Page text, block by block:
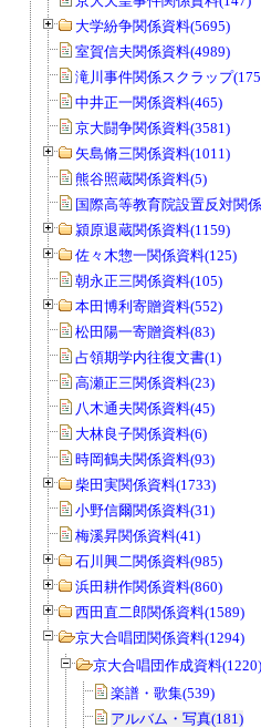
大学紛争関係資料(5695)
室賀信夫関係資料(4989)
滝川事件関係スクラップ
中井正一関係資料(465)
京大闘争関係資料(3581)
矢島脩三関係資料(1011)
熊谷照蔵関係資料(5)
国際高等教育院設置反対関係
潁原退蔵関係資料(1159)
佐々木惣一関係資料(125)
朝永正三関係資料(105)
本田博利寄贈資料(552)
松田陽一寄贈資料(83)
占領期学内往復文書(1)
高瀬正三関係資料(23)
八木通夫関係資料(45)
大林良子関係資料(6)
時岡鶴夫関係資料(93)
柴田実関係資料(1733)
小野信爾関係資料(31)
梅溪昇関係資料(41)
石川興二関係資料(985)
浜田耕作関係資料(860)
西田直二郎関係資料(1589)
京大合唱団関係資料(1294)
京大合唱団作成資料(1220)
楽譜・歌集(539)
アルバム・写真(181)